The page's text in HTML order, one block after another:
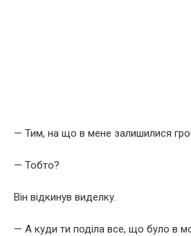
— Тим, на що в мене залишилися
— Тобто?
Він відкинув виделку.
— А куди ти поділа все, що було в